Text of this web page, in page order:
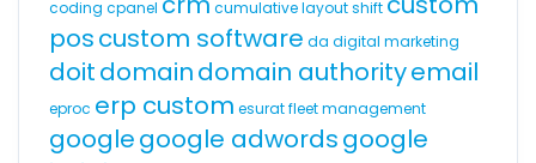
coding cpanel cumulative layout shift
poscustom software da digital marketing
doitdomaindomain authorityemail
eproc erp custom esuratfleet management
googlegoogle adwordsgoogle